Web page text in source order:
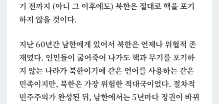
기 전까지 (아니 그 이후에도) 북한은 절대로 핵을 포기
하지 않을 것이다.
지난 60년간 남한에게 있어서 북한은 언제나 위협적 존
재였다. 인민들이 굶어죽어 나가도 핵과 무기를 포기하
지 않는 나라가 북한이기에 같은 언어를 사용하는 같은
민족이지만, 북한은 가장 위험한 적대국이었다. 절차적
민주주의가 완성된 뒤, 남한에서는 5년마다 정권이 바뀌